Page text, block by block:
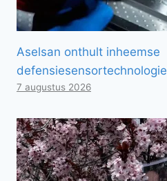
Aselsan onthult inheemse
defensiesensortechnologie
7 augustus 2026